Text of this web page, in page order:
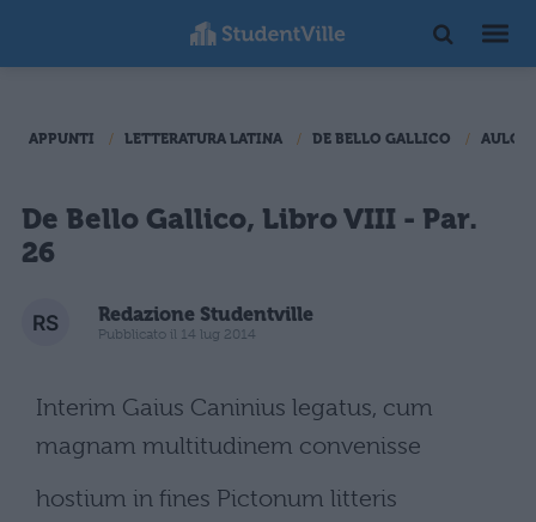
APPUNTI LETTERATURA LATINA DE BELLO GALLICO AULO
De Bello Gallico, Libro VIII - Par.
26
Redazione Studentville
Pubblicato il 14 lug 2014
Interim Gaius Caninius legatus, cum
magnam multitudinem convenisse
hostium in fines Pictonum litteris